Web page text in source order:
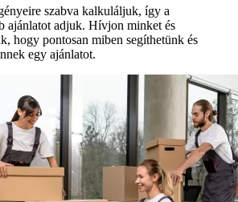
szabva kalkuláljuk, így a
ajánlatot adjuk. Hívjon minket és
hogy pontosan miben segíthetünk és
egy ajánlatot.